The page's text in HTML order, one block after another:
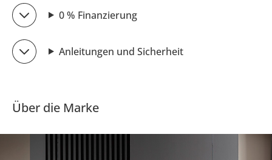
0 % Finanzierung
Anleitungen und Sicherheit
Über die Marke